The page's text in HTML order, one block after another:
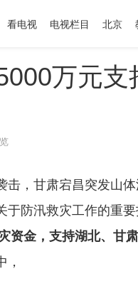
看电视 电视栏目 北京
万元
览
击，甘肃宕昌突发山
防汛救灾工作的重要
资金，支持湖北、甘
，